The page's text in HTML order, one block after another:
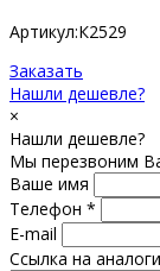
Артикул:К2529
Заказать
Нашли дешевле?
×
Нашли дешевле?
Мы перезвоним
Ваше имя
Телефон *
E-mail
Ссылка на